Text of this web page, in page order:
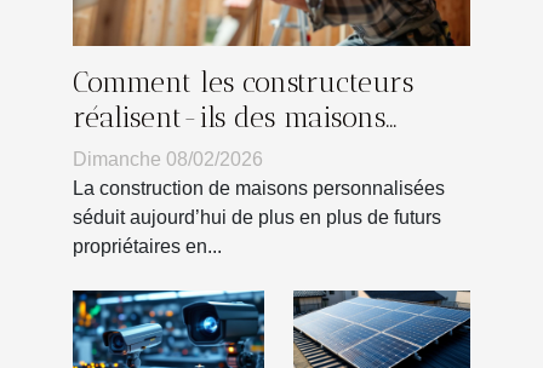
Comment les constructeurs
réalisent-ils des maisons
personnalisées ?
Dimanche 08/02/2026
La construction de maisons personnalisées
séduit aujourd’hui de plus en plus de futurs
propriétaires en...